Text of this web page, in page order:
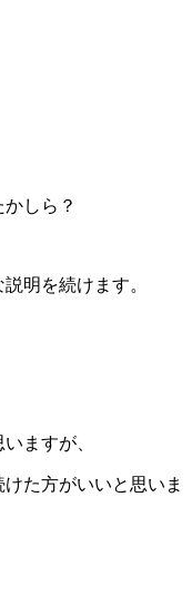
しら？
明を続けます。
ますが、
た方がいいと思いま